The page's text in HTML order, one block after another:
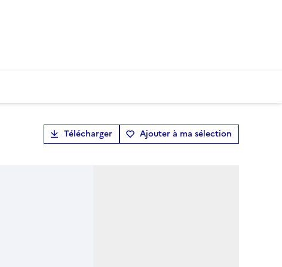
Télécharger Ajouter à ma sélection